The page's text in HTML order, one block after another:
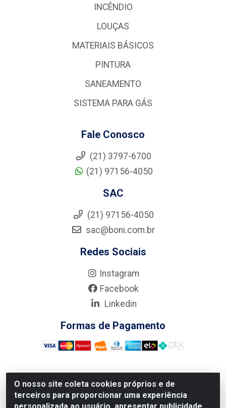
O nosso site coleta cookies próprios e de
terceiros para proporcionar uma experiência
INCÊNDIO
LOUÇAS
MATERIAIS BÁSICOS
PINTURA
SANEAMENTO
SISTEMA PARA GÁS
Fale Conosco
(21) 3797-6700
(21) 97156-4050
SAC
(21) 97156-4050
sac@boni.com.br
Redes Sociais
Instagram
Facebook
Linkedin
Formas de Pagamento
Nova Boni Distribuidora de Material de Construção LTDA
- Rua Alice Tibiriçá, 330 - Vila Da Penha, Rio de
Janeiro/RJ - CEP: 21.210-110 - CNPJ: 11.003.135/0001-